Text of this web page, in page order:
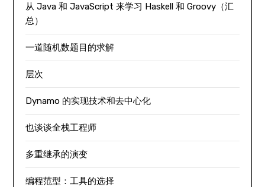
从 Java 和 JavaScript 来学习 Haskell 和 Groovy（汇
总）
一道随机数题目的求解
层次
Dynamo 的实现技术和去中心化
也谈谈全栈工程师
多重继承的演变
编程范型：工具的选择